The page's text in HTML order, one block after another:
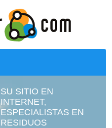
SU SITIO EN
INTERNET,
ESPECIALISTAS EN
RESIDUOS